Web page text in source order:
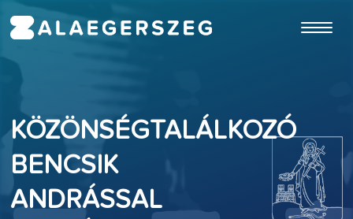
KÖZÖNSÉGTALÁLKOZÓ
BENCSIK
ANDRÁSSAL